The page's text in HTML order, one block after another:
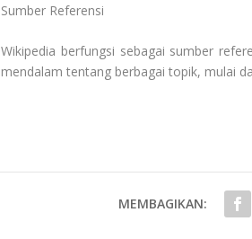
Sumber Referensi
Wikipedia berfungsi sebagai sumber
mendalam tentang berbagai topik, mulai
MEMBAGIKAN: